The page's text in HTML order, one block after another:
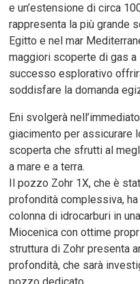
e un’estensione di circa
rappresenta la più grande
Egitto e nel mar
maggiori scoperte di gas
successo esplorativo
soddisfare la domanda
Eni svolgerà
giacimento per assicurare
scoperta che sfrutti al
a mare e a terra.
Il pozzo Zohr 1X, che è
profondità complessiva,
colonna di idrocarburi in
Miocenica con ottime
struttura di Zohr presenta
profondità, che sarà